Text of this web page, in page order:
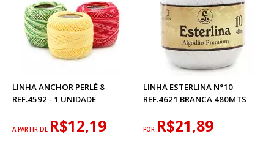
LINHA ANCHOR PERLÉ 8
REF.4592 - 1 UNIDADE
A PARTIR DE R$12,19
LINHA ESTERLINA N°10
REF.4621 BRANCA 480MTS
POR R$21,89